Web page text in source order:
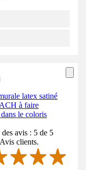
latex satiné
à faire
le coloris
avis : 5 de 5
clients.